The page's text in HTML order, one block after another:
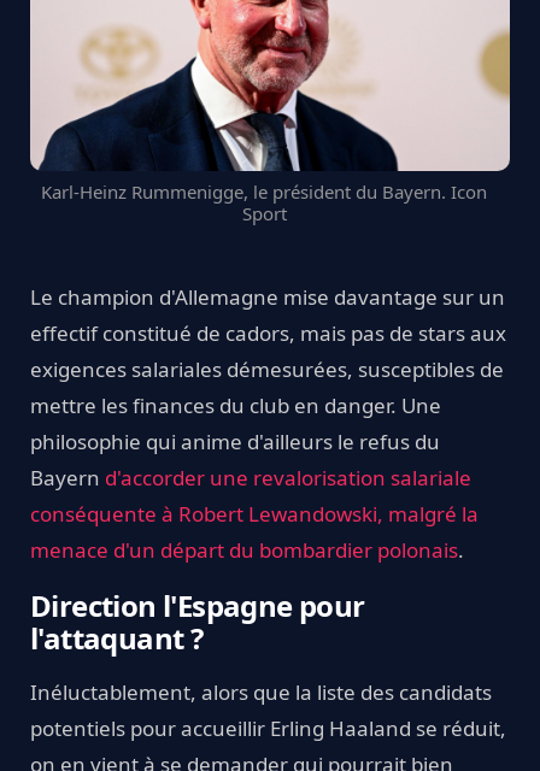
Karl-Heinz Rummenigge, le président du Bayern. Icon
Sport
Le champion d'Allemagne mise davantage sur un
effectif constitué de cadors, mais pas de stars aux
exigences salariales démesurées, susceptibles de
mettre les finances du club en danger. Une
philosophie qui anime d'ailleurs le refus du
Bayern d'accorder une revalorisation salariale
conséquente à Robert Lewandowski, malgré la
menace d'un départ du bombardier polonais.
Direction l'Espagne pour
l'attaquant ?
Inéluctablement, alors que la liste des candidats
potentiels pour accueillir Erling Haaland se réduit,
on en vient à se demander qui pourrait bien